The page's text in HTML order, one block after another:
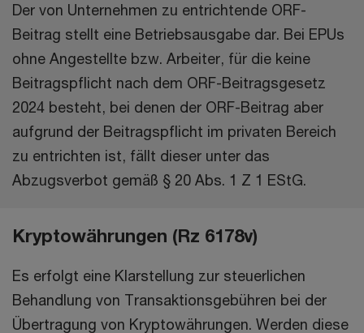
Der von Unternehmen zu entrichtende ORF-
Beitrag stellt eine Betriebsausgabe dar. Bei EPUs
ohne Angestellte bzw. Arbeiter, für die keine
Beitragspflicht nach dem ORF-Beitragsgesetz
2024 besteht, bei denen der ORF-Beitrag aber
aufgrund der Beitragspflicht im privaten Bereich
zu entrichten ist, fällt dieser unter das
Abzugsverbot gemäß § 20 Abs. 1 Z 1 EStG.
Kryptowährungen (Rz 6178v)
Es erfolgt eine Klarstellung zur steuerlichen
Behandlung von Transaktionsgebühren bei der
Übertragung von Kryptowährungen. Werden diese